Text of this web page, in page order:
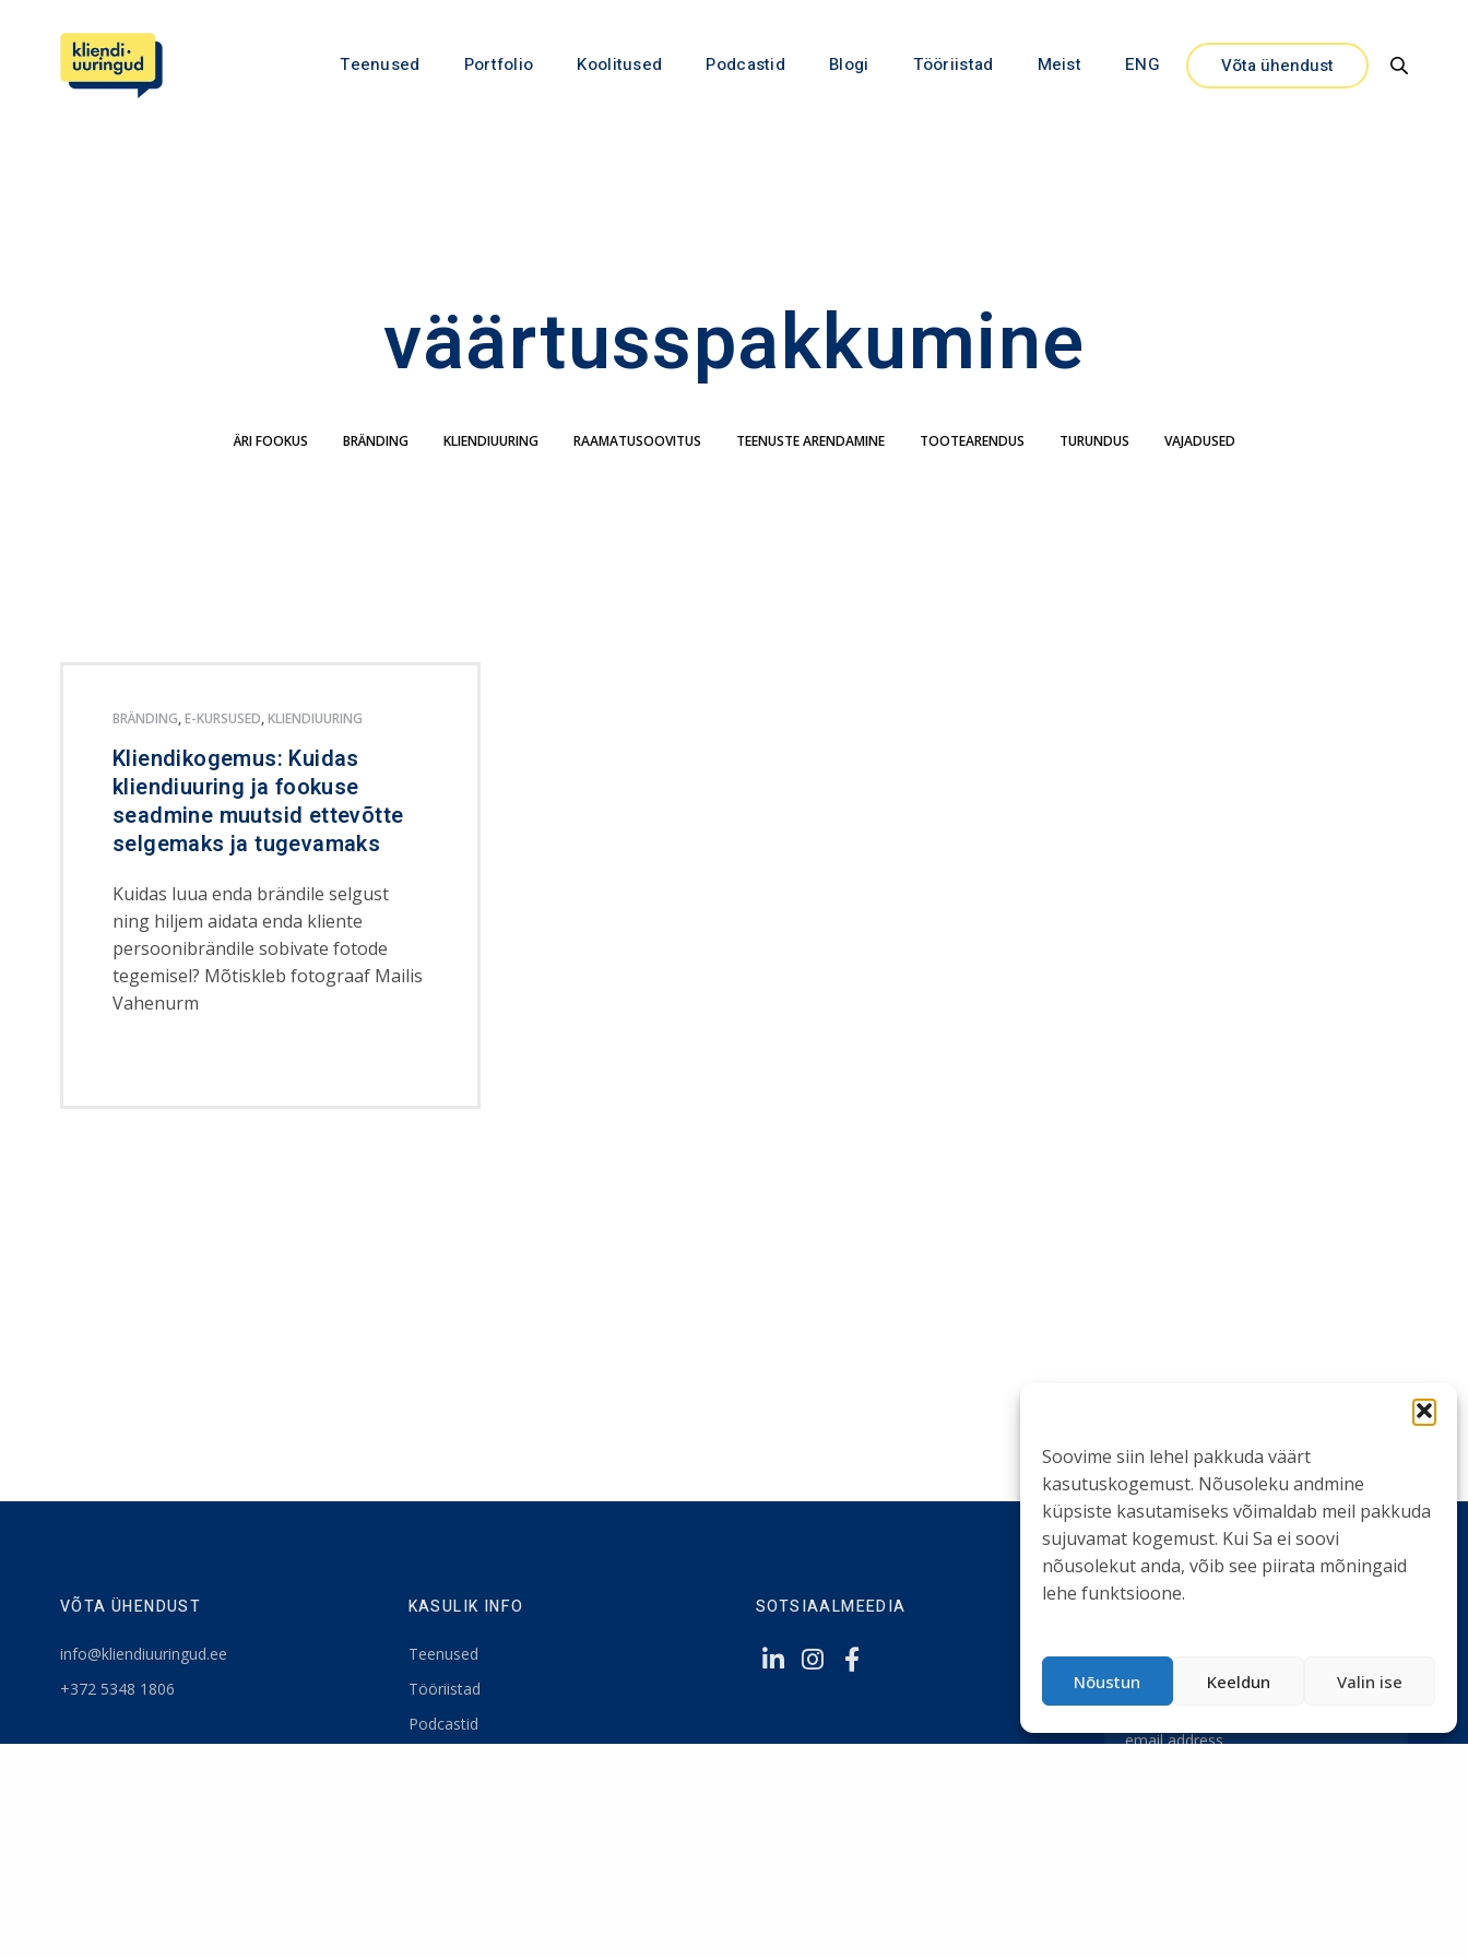
Soovime siin lehel pakkuda väärt
kasutuskogemust. Nõusoleku andmine
küpsiste kasutamiseks võimaldab meil pakkuda
sujuvamat kogemust. Kui Sa ei soovi
nõusolekut anda, võib see piirata mõningaid
lehe funktsioone.
Nõustun Keeldun Valin ise
Teenused Portfolio Koolitused Podcastid Blogi Tööriistad Meist ENG Võta ühendust
väärtusspakkumine
ÄRI FOOKUS BRÄNDING KLIENDIUURING RAAMATUSOOVITUS TEENUSTE ARENDAMINE TOOTEARENDUS TURUNDUS VAJADUSED
BRÄNDING,E-KURSUSED,KLIENDIUURING
Kliendikogemus: Kuidas
kliendiuuring ja fookuse
seadmine muutsid ettevõtte
selgemaks ja tugevamaks
Kuidas luua enda brändile selgust
ning hiljem aidata enda kliente
persoonibrändile sobivate fotode
tegemisel? Mõtiskleb fotograaf Mailis
Vahenurm
VÕTA ÜHENDUST
info@kliendiuuringud.ee
+372 5348 1806
KASULIK INFO
Teenused
Tööriistad
Podcastid
SOTSIAALMEEDIA LIITU UUDISKIRJAGA
Ole kursis meie tegemistega. Peame kinni
privaatsuspoliitikastja ei spämmi.